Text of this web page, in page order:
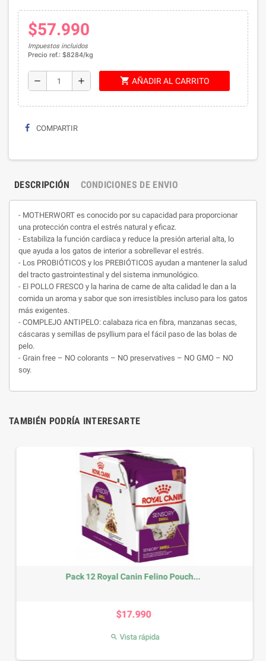
$57.990
Impuestos incluidos
Precio ref.: $8284/kg
remove add shopping_cart AÑADIR AL CARRITO
COMPARTIR
DESCRIPCIÓN CONDICIONES DE ENVIO
- MOTHERWORT es conocido por su capacidad para proporcionar
una protección contra el estrés natural y eficaz.
- Estabiliza la función cardíaca y reduce la presión arterial alta, lo
que ayuda a los gatos de interior a sobrellevar el estrés.
- Los PROBIÓTICOS y los PREBIÓTICOS ayudan a mantener la salud
del tracto gastrointestinal y del sistema inmunológico.
- El POLLO FRESCO y la harina de carne de alta calidad le dan a la
comida un aroma y sabor que son irresistibles incluso para los gatos
más exigentes.
- COMPLEJO ANTIPELO: calabaza rica en fibra, manzanas secas,
cáscaras y semillas de psyllium para el fácil paso de las bolas de
pelo.
- Grain free – NO colorants – NO preservatives – NO GMO – NO
soy.
TAMBIÉN PODRÍA INTERESARTE
Pack 12 Royal Canin Felino Pouch...
$17.990
Vista rápida